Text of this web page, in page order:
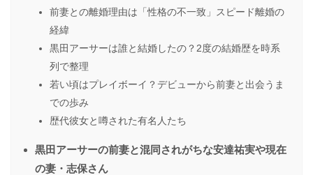
前妻との離婚理由は「性格の不一致」スピード離婚の
経緯
黒田アーサーは誰と結婚したの？2度の結婚歴を時系
列で整理
若い頃はプレイボーイ？デビューから前妻と出会うま
での歩み
歴代彼女と噂された有名人たち
黒田アーサーの前妻と混同されがちな安達祐実や現在
の妻・志保さん